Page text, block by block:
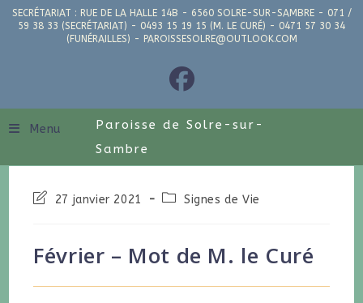
SECRÉTARIAT : RUE DE LA HALLE 14B - 6560 SOLRE-SUR-SAMBRE - 071 /
59 38 33 (SECRÉTARIAT) - 0493 15 19 15 (M. LE CURÉ) - 0471 57 30 34
(FUNÉRAILLES) - PAROISSESOLRE@OUTLOOK.COM
Menu
Paroisse de Solre-sur-
Sambre
27 janvier 2021 Signes de Vie
Février – Mot de M. le Curé